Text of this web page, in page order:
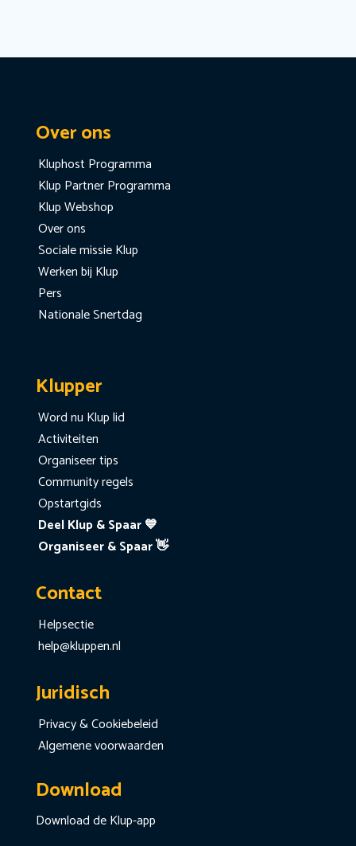
Over ons
Kluphost Programma
Klup Partner Programma
Klup Webshop
Over ons
Sociale missie Klup
Werken bij Klup
Pers
Nationale Snertdag
Klupper
Word nu Klup lid
Activiteiten
Organiseer tips
Community regels
Opstartgids
Deel Klup & Spaar 💙
Organiseer & Spaar 👋
Contact
Helpsectie
help@kluppen.nl
Juridisch
Privacy & Cookiebeleid
Algemene voorwaarden
Download
Download de Klup-app